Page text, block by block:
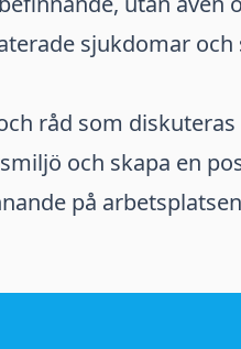
sjukdomar och
råd som
och skapa en
på